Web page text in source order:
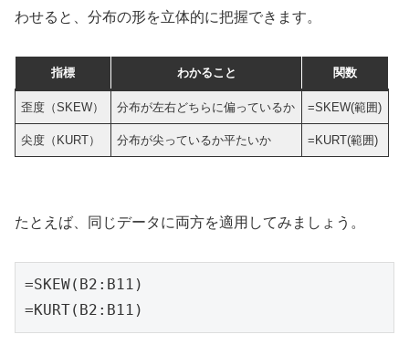
わせると、分布の形を立体的に把握できます。
指標 わかること 関数
歪度（SKEW） 分布が左右どちらに偏っているか =SKEW(範囲)
尖度（KURT） 分布が尖っているか平たいか =KURT(範囲)
たとえば、同じデータに両方を適用してみましょう。
=SKEW(B2:B11)
=KURT(B2:B11)